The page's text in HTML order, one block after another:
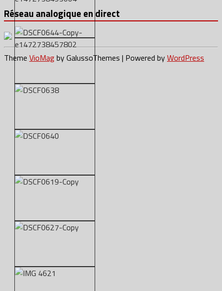
Réseau analogique en direct
Theme VioMagby GalussoThemes | Powered byWordPress